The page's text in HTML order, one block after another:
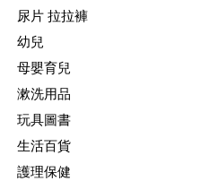
尿片 拉拉褲
幼兒
母嬰育兒
漱洗用品
玩具圖書
生活百貨
護理保健